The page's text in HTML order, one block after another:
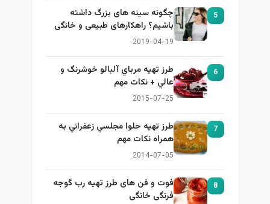
5
چگونه سینه های بزرگ داشته
باشیم؟ راهکارهای طبیعی و خانگی
برای بزرگ کردن سینه
2019-04-19
6
طرز تهيه مرباي آلبالو خوشرنگ و
عالي + نكات مهم
2015-07-25
7
طرز تهيه حلوا مجلسي زعفراني به
همراه نكات مهم
2014-07-05
8
فوت و فن های طرز تهیه رب گوجه
فرنگی خانگی